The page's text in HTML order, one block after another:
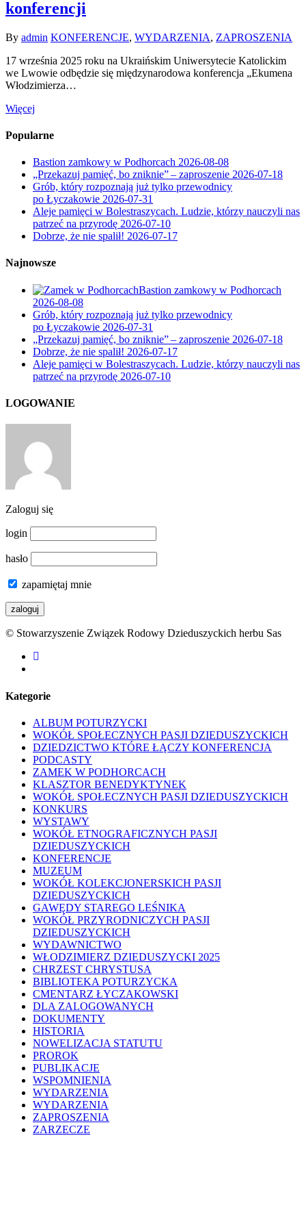
konferencji
By admin KONFERENCJE, WYDARZENIA, ZAPROSZENIA
17 września 2025 roku na Ukraińskim Uniwersytecie Katolickim
we Lwowie odbędzie się międzynarodowa konferencja „Ekumena
Włodzimierza…
Więcej
Popularne
Bastion zamkowy w Podhorcach 2026-08-08
„Przekazuj pamięć, bo zniknie” – zaproszenie 2026-07-18
Grób, który rozpoznają już tylko przewodnicy
po Łyczakowie 2026-07-31
Aleje pamięci w Bolestraszycach. Ludzie, którzy nauczyli nas
patrzeć na przyrodę 2026-07-10
Dobrze, że nie spalił! 2026-07-17
Najnowsze
Bastion zamkowy w Podhorcach
2026-08-08
Grób, który rozpoznają już tylko przewodnicy
po Łyczakowie 2026-07-31
„Przekazuj pamięć, bo zniknie” – zaproszenie 2026-07-18
Dobrze, że nie spalił! 2026-07-17
Aleje pamięci w Bolestraszycach. Ludzie, którzy nauczyli nas
patrzeć na przyrodę 2026-07-10
LOGOWANIE
Zaloguj się
login
hasło
zapamiętaj mnie
© Stowarzyszenie Związek Rodowy Dzieduszyckich herbu Sas
facebook
Kategorie
ALBUM POTURZYCKI
WOKÓŁ SPOŁECZNYCH PASJI DZIEDUSZYCKICH
DZIEDZICTWO KTÓRE ŁĄCZY KONFERENCJA
PODCASTY
ZAMEK W PODHORCACH
KLASZTOR BENEDYKTYNEK
WOKÓŁ SPOŁECZNYCH PASJI DZIEDUSZYCKICH
KONKURS
WYSTAWY
WOKÓŁ ETNOGRAFICZNYCH PASJI
DZIEDUSZYCKICH
KONFERENCJE
MUZEUM
WOKÓŁ KOLEKCJONERSKICH PASJI
DZIEDUSZYCKICH
GAWĘDY STAREGO LEŚNIKA
WOKÓŁ PRZYRODNICZYCH PASJI
DZIEDUSZYCKICH
WYDAWNICTWO
WŁODZIMIERZ DZIEDUSZYCKI 2025
CHRZEST CHRYSTUSA
BIBLIOTEKA POTURZYCKA
CMENTARZ ŁYCZAKOWSKI
DLA ZALOGOWANYCH
DOKUMENTY
HISTORIA
NOWELIZACJA STATUTU
PROROK
PUBLIKACJE
WSPOMNIENIA
WYDARZENIA
WYDARZENIA
ZAPROSZENIA
ZARZECZE